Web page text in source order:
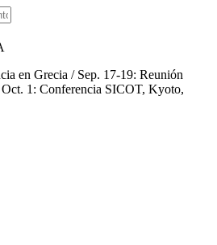
en Grecia / Sep. 17-19: Reunión
1: Conferencia SICOT, Kyoto,